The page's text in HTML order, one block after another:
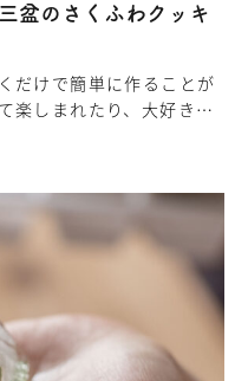
盆のさくふわクッキ
だけで簡単に作ることが
楽しまれたり、大好きな